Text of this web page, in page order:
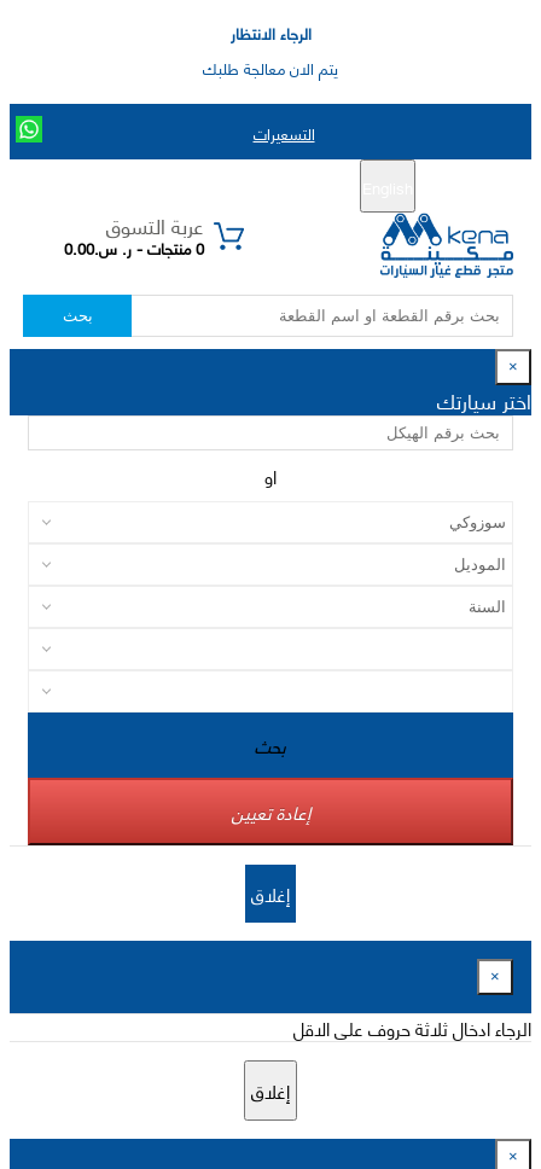
الرجاء الانتظار
يتم الان معالجة طلبك
التسعيرات
عربة التسوق
0 منتجات - ر. س.0.00
بحث
×
اختر سيارتك
او
بحث
إعادة تعيين
إغلاق
×
الرجاء ادخال ثلاثة حروف على الاقل
إغلاق
×